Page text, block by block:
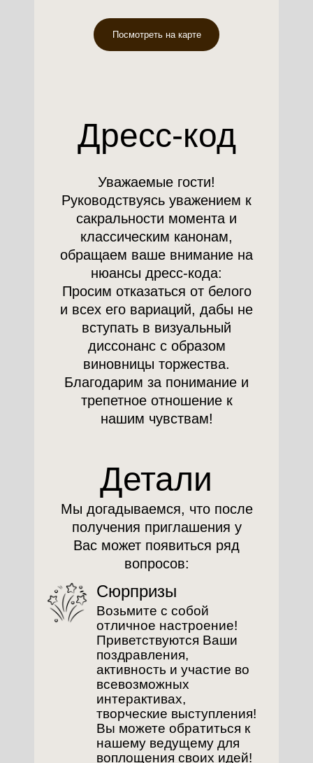
Посмотреть на карте
Уважаемые гости!
Руководствуясь уважением к
сакральности момента и
классическим канонам,
обращаем ваше внимание на
нюансы дресс-кода:
Просим отказаться от белого
и всех его вариаций, дабы не
вступать в визуальный
диссонанс с образом
виновницы торжества.
Благодарим за понимание и
трепетное отношение к
нашим чувствам!
Дресс-код
Детали
Мы догадываемся, что после
получения приглашения у
Вас может появиться ряд
вопросов:
Сюрпризы
Возьмите с собой
отличное настроение!
Приветствуются Ваши
поздравления,
активность и участие во
всевозможных
интерактивах,
творческие выступления!
Вы можете обратиться к
нашему ведущему для
воплощения своих идей!